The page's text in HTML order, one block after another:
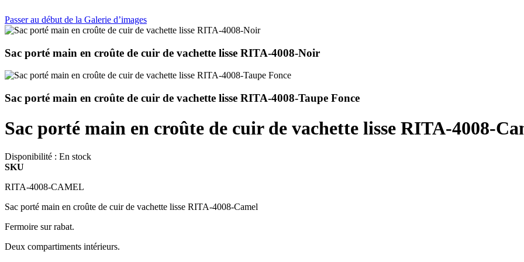
Passer au début de la Galerie d’images
Sac porté main en croûte de cuir de vachette lisse RITA-4008-Noir
Sac porté main en croûte de cuir de vachette lisse RITA-4008-Taupe Fonce
Sac porté main en croûte de cuir de vachette lisse RITA-4008-
Disponibilité : En stock
SKU
RITA-4008-CAMEL
Sac porté main en croûte de cuir de vachette lisse RITA-4008-Camel
Fermoire sur rabat.
Deux compartiments intérieurs.